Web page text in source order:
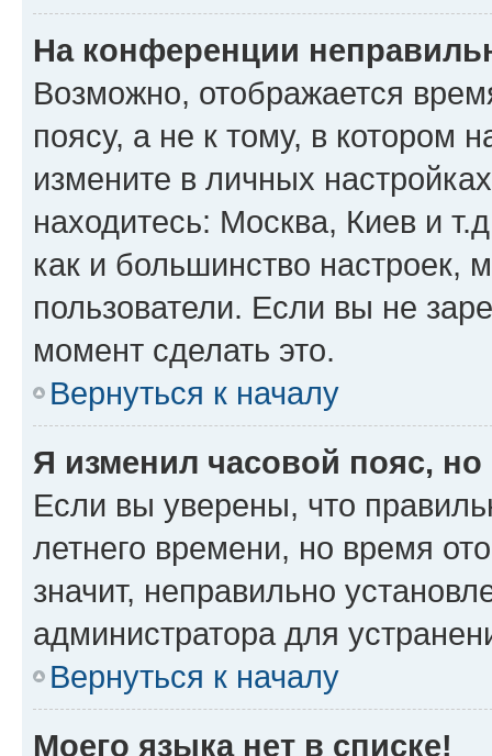
На конференции
Возможно, отображается
поясу, а не к тому, в котором
измените в личных
находитесь: Москва, Киев и
как и большинство настроек,
пользователи. Если вы не
момент сделать это.
Вернуться к началу
Я изменил часовой пояс,
Если вы уверены, что
летнего времени, но время
значит, неправильно
администратора для
Вернуться к началу
Моего языка нет в списке!